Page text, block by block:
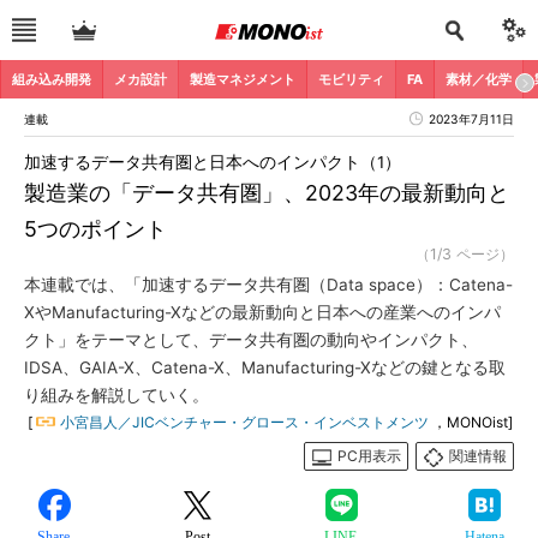
組み込み開発 メカ設計 製造マネジメント モビリティ FA 素材／化学
連載 2023年7月11日
製造業の「データ共有圏」、2023年の最新動向と
5つのポイント
加速するデータ共有圏と日本へのインパクト（1）
（1/3 ページ）
本連載では、「加速するデータ共有圏（Data space）：Catena-
XやManufacturing-Xなどの最新動向と日本への産業へのインパ
クト」をテーマとして、データ共有圏の動向やインパクト、
IDSA、GAIA-X、Catena-X、Manufacturing-Xなどの鍵となる取
り組みを解説していく。
[ 小宮昌人／JICベンチャー・グロース・インベストメンツ ，MONOist]
PC用表示
関連情報